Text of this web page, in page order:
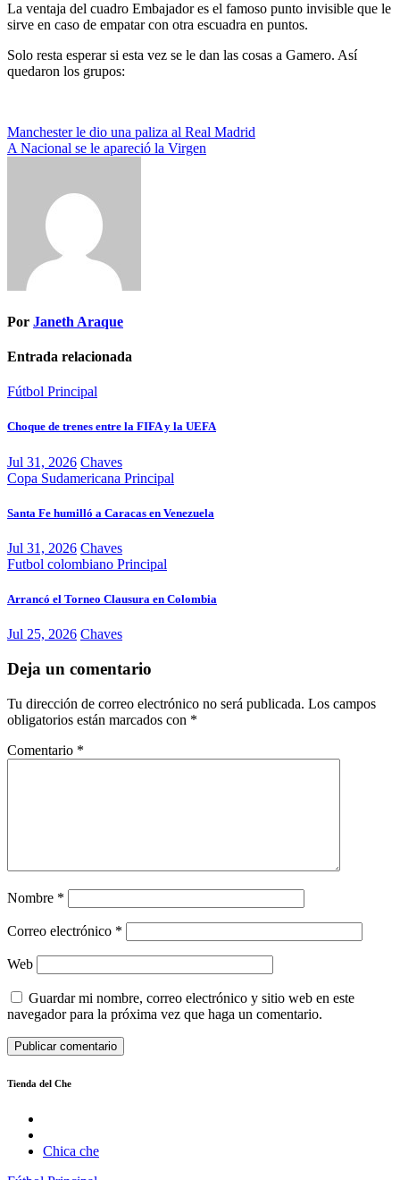
La ventaja del cuadro Embajador es el famoso punto invisible que le
sirve en caso de empatar con otra escuadra en puntos.
Solo resta esperar si esta vez se le dan las cosas a Gamero. Así
quedaron los grupos:
Navegación
de
Manchester le dio una paliza al Real Madrid
A Nacional se le apareció la Virgen
Por Janeth Araque
Entrada relacionada
Fútbol Principal
Choque de trenes entre la FIFA y la UEFA
Jul 31, 2026 Chaves
Copa Sudamericana Principal
Santa Fe humilló a Caracas en Venezuela
Jul 31, 2026 Chaves
Futbol colombiano Principal
Arrancó el Torneo Clausura en Colombia
Jul 25, 2026 Chaves
Deja un comentario
Tu dirección de correo electrónico no será publicada. Los campos
obligatorios están marcados con *
Comentario *
Nombre *
Correo electrónico *
Web
Guardar mi nombre, correo electrónico y sitio web en este
navegador para la próxima vez que haga un comentario.
Tienda del Che
Chica che